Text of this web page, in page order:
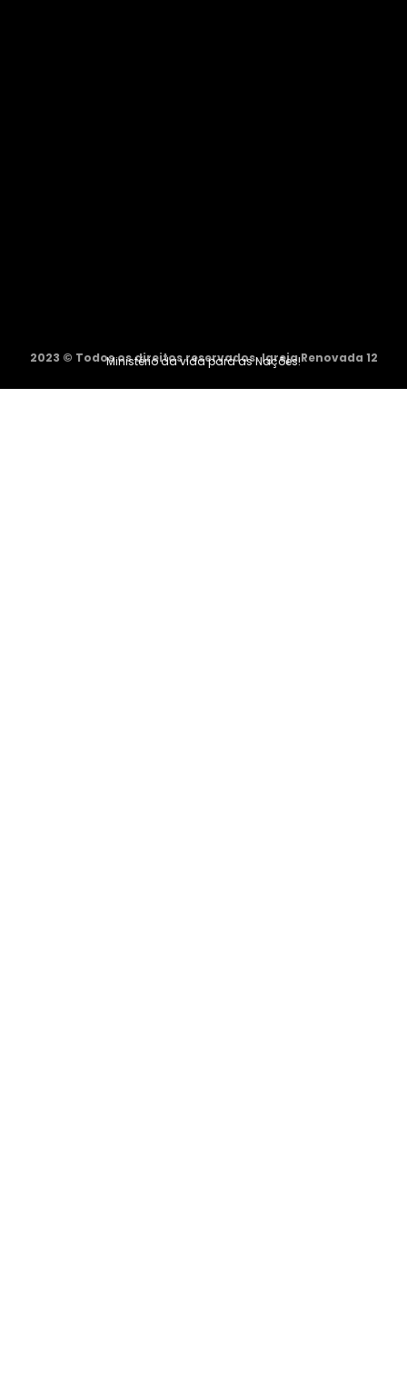
2023 © Todos os direitos reservados. Igreja Renovada 12
Ministério da vida para as Nações!